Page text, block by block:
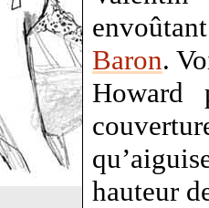
Baron.
Howard
hauteur